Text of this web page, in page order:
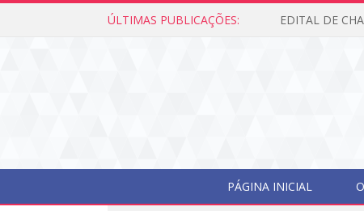
ÚLTIMAS PUBLICAÇÕES:
PÁGINA INICIAL